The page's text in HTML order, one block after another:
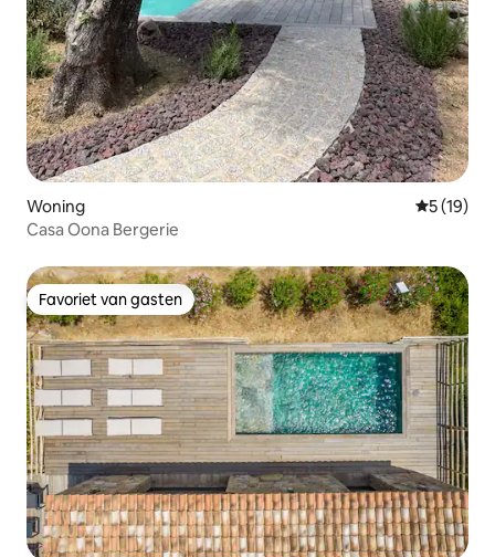
Woning
5 (19)
Casa Oona Bergerie
Favoriet van gasten
Favoriet van gasten